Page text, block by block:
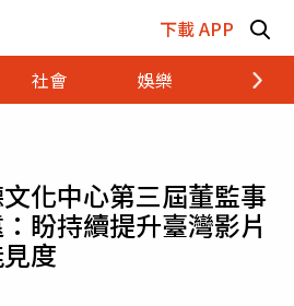
下載 APP
社會 娛樂 財經
化中心第三屆董監事
盼持續提升臺灣影片
度